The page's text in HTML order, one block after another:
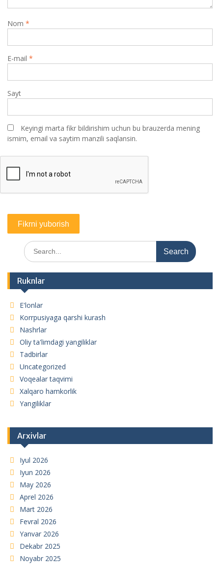
Nom *
E-mail *
Sayt
Keyingi marta fikr bildirishim uchun bu brauzerda mening
ismim, email va saytim manzili saqlansin.
Search
for:
Ruknlar
E'lonlar
Korrpusiyaga qarshi kurash
Nashrlar
Oliy ta'limdagi yangiliklar
Tadbirlar
Uncategorized
Voqealar taqvimi
Xalqaro hamkorlik
Yangiliklar
Arxivlar
Iyul 2026
Iyun 2026
May 2026
Aprel 2026
Mart 2026
Fevral 2026
Yanvar 2026
Dekabr 2025
Noyabr 2025